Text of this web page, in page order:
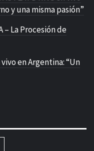
y una misma pasión”
– La Procesión de
vivo en Argentina: “Un